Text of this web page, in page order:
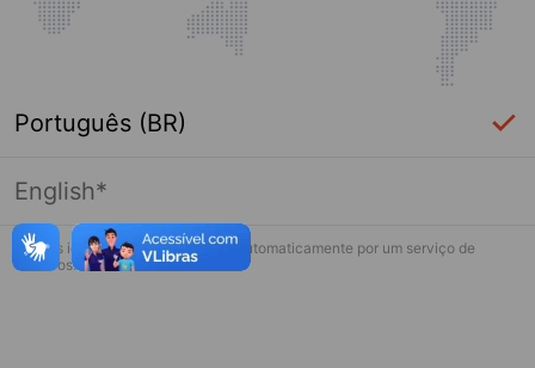
Página indisponível
Desculpe, algo deu errado. Faça login
Português (BR)
English*
* Esses idiomas serão traduzidos automaticamente por um serviço de
terceiros.